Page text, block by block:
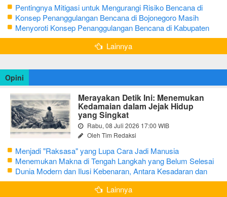
Pentingnya Mitigasi untuk Mengurangi Risiko Bencana di
Bojonegoro
Konsep Penanggulangan Bencana di Bojonegoro Masih
Mengutamakan Tanggap Darurat
Menyoroti Konsep Penanggulangan Bencana di Kabupaten
Bojonegoro
Lainnya
Opini
Merayakan Detik Ini: Menemukan
Kedamaian dalam Jejak Hidup
yang Singkat
Rabu, 08 Juli 2026 17:00 WIB
Oleh Tim Redaksi
Menjadi "Raksasa" yang Lupa Cara Jadi Manusia
Menemukan Makna di Tengah Langkah yang Belum Selesai
Dunia Modern dan Ilusi Kebenaran, Antara Kesadaran dan
terjebak Tipu Daya
Lainnya